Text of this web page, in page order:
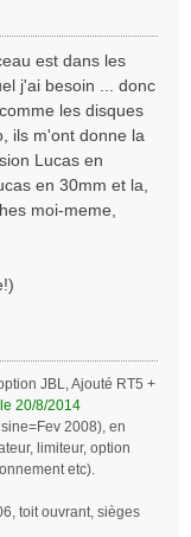
est dans les
j'ai besoin ... donc
les disques
ils m'ont donne la
Lucas en
en 30mm et la,
moi-meme,
JBL, Ajouté RT5 +
20/8/2014
2008), en
limiteur, option
etc).
toit ouvrant, sièges